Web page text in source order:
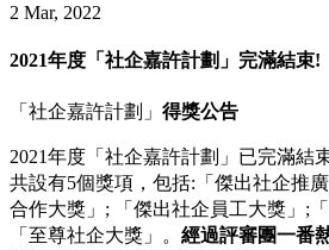
2 Mar, 2022
2021年度「社企嘉許計劃」完滿結束!
「社企嘉許計劃」 得獎公告
2021年度「社企嘉許計劃」已完滿結
共設有5個獎項，包括:「傑出社企推
合作大獎」; 「傑出社企員工大獎」;
「至尊社企大獎」。 經過評審團一番